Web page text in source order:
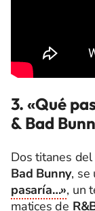
3. «Qué
& Bad
Dos titanes
Bad Bunny, se
pasaría…», un
matices de